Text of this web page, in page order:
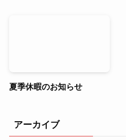
夏季休暇のお知らせ
アーカイブ